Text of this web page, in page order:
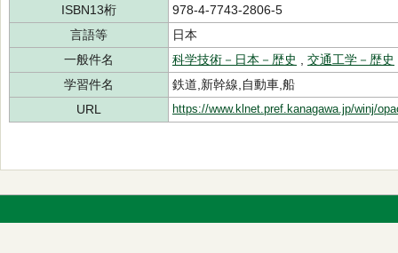
ISBN13桁
978-4-7743-2806-5
言語等
日本
一般件名
科学技術－日本－歴史
交通工学－歴史
学習件名
鉄道,新幹線,自動車,船
URL
https://www.klnet.pref.kanagawa.jp/winj/